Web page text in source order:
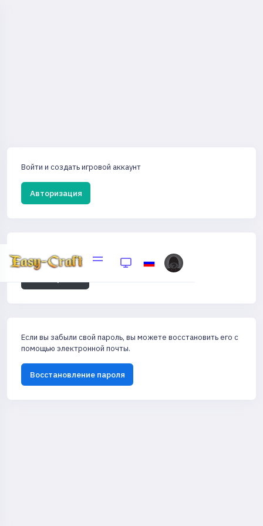
Войти и создать игровой аккаунт
Авторизация
Регистрируйтесь и создайте игровой аккаунт
Если вы забыли свой пароль, вы можете восстановить его с
помощью электронной почты.
Восстановление пароля